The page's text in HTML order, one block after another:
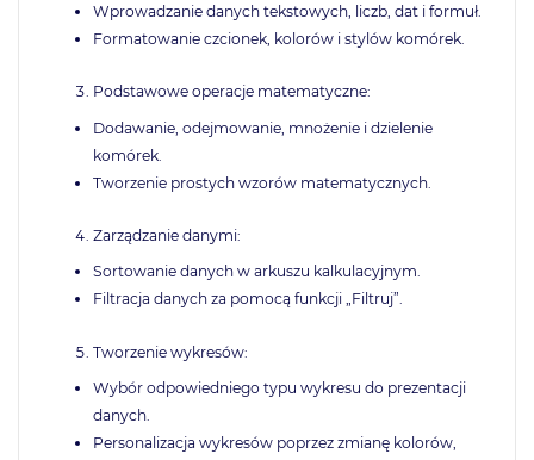
Wprowadzanie danych tekstowych, liczb, dat i formuł.
Formatowanie czcionek, kolorów i stylów komórek.
Podstawowe operacje matematyczne:
Dodawanie, odejmowanie, mnożenie i dzielenie
komórek.
Tworzenie prostych wzorów matematycznych.
Zarządzanie danymi:
Sortowanie danych w arkuszu kalkulacyjnym.
Filtracja danych za pomocą funkcji „Filtruj”.
Tworzenie wykresów:
Wybór odpowiedniego typu wykresu do prezentacji
danych.
Personalizacja wykresów poprzez zmianę kolorów,